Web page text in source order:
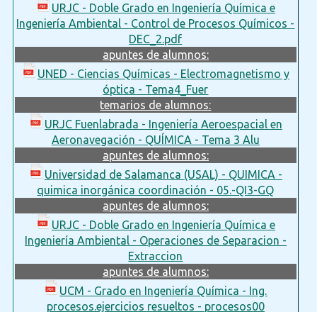
URJC - Doble Grado en Ingeniería Química e
Ingeniería Ambiental - Control de Procesos Químicos -
DEC_2.pdf
apuntes de alumnos:
UNED - Ciencias Químicas - Electromagnetismo y
óptica - Tema4_Fuer
temarios de alumnos:
URJC Fuenlabrada - Ingeniería Aeroespacial en
Aeronavegación - QUÍMICA - Tema 3 Alu
apuntes de alumnos:
Universidad de Salamanca (USAL) - QUIMICA -
quimica inorgánica coordinación - 05.-QI3-GQ
apuntes de alumnos:
URJC - Doble Grado en Ingeniería Química e
Ingeniería Ambiental - Operaciones de Separacion -
Extraccion
apuntes de alumnos:
UCM - Grado en Ingeniería Química - Ing.
procesos.ejercicios resueltos - procesos00